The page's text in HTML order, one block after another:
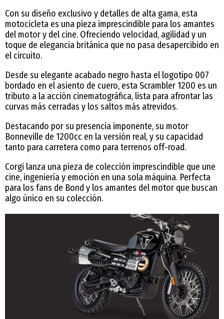
Con su diseño exclusivo y detalles de alta gama, esta
motocicleta es una pieza imprescindible para los amantes
del motor y del cine. Ofreciendo velocidad, agilidad y un
toque de elegancia británica que no pasa desapercibido en
el circuito.
Desde su elegante acabado negro hasta el logotipo 007
bordado en el asiento de cuero, esta Scrambler 1200 es un
tributo a la acción cinematográfica, lista para afrontar las
curvas más cerradas y los saltos más atrevidos.
Destacando por su presencia imponente, su motor
Bonneville de 1200cc en la versión real, y su capacidad
tanto para carretera como para terrenos off-road.
Corgi lanza una pieza de colección imprescindible que une
cine, ingeniería y emoción en una sola máquina. Perfecta
para los fans de Bond y los amantes del motor que buscan
algo único en su colección.